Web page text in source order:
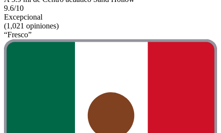
9.6/10
Excepcional
(1,021 opiniones)
“Fresco”